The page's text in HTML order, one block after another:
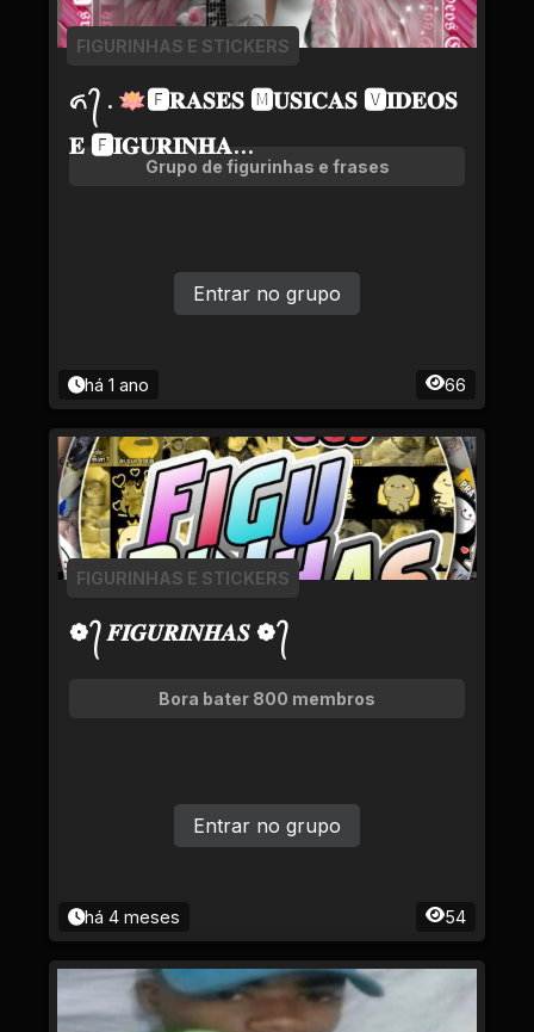
ᬏ ᭄ . 🪷🅵𝐑𝐀𝐒𝐄𝐒 🅼𝐔𝐒𝐈𝐂𝐀𝐒 🆅𝐈𝐃𝐄𝐎𝐒
𝐄 🅵𝐈𝐆𝐔𝐑𝐈𝐍𝐇𝐀...
FIGURINHAS E STICKERS
Grupo de figurinhas e frases
há 1 ano 66
Entrar no grupo
❁ ᭄ 𝑭𝑰𝑮𝑼𝑹𝑰𝑵𝑯𝑨𝑺 ❁ ᭄
FIGURINHAS E STICKERS
Bora bater 800 membros
há 4 meses 54
Entrar no grupo